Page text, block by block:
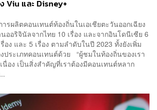
Viu และ Disney+
ารผลิตคอนเทนต์ท้องถิ่นในเอเชียตะวันออกเฉียง
ออริจินัลจากไทย 10 เรื่อง และจากอินโดนีเซีย 6
อง และ 5 เรื่อง ตามลำดับในปี 2023 ทั้งยังเพิ่ม
ประเภทคอนเทนต์ด้วย “ผู้ชมในท้องถิ่นของเรา
นื่อง เป็นสิ่งสำคัญที่เราต้องมีคอนเทนต์หลาก